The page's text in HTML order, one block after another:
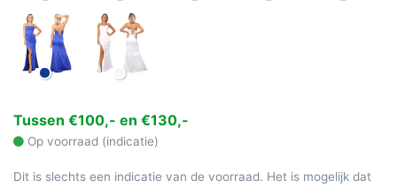
Tussen €100,- en €130,-
Op voorraad (indicatie)
Dit is slechts een indicatie van de voorraad. Het is mogelijk dat